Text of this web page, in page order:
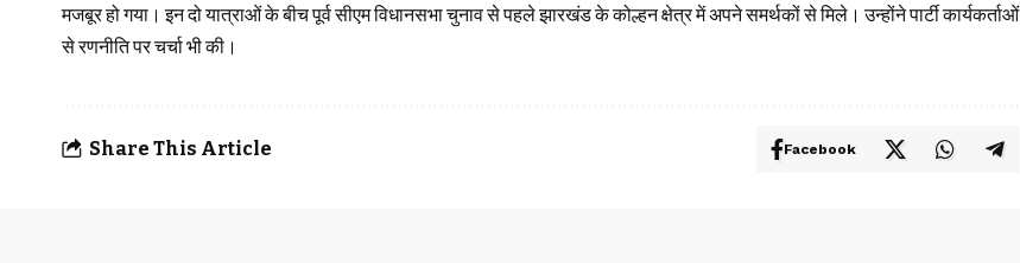
मजबूर हो गया। इन दो यात्राओं के बीच पूर्व सीएम विधानसभा चुनाव से पहले झारखंड के कोल्हन क्षेत्र में अपने समर्थकों से मिले। उन्होंने पार्टी कार्यकर्ताओं
से रणनीति पर चर्चा भी की।
Share This Article Facebook